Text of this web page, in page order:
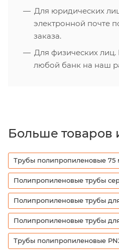
Для юридических
электронной почте
заказа.
Для физических
любой банк на наш
Больше товаров
Трубы полипропиленовые 75
Полипропиленовые трубы
Полипропиленовые трубы
Полипропиленовые трубы
Трубы полипропиленовые